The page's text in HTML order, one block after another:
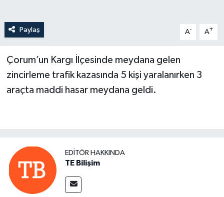
Paylaş A- A+
Çorum’un Kargı İlçesinde meydana gelen
zincirleme trafik kazasında 5 kişi yaralanırken 3
araçta maddi hasar meydana geldi.
EDITÖR HAKKINDA
TE Bilişim